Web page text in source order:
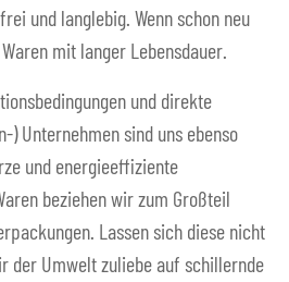
und langlebig. Wenn schon neu
mit langer Lebensdauer.
und direkte
) Unternehmen sind uns ebenso
und energieeffiziente
beziehen wir zum Großteil
Lassen sich diese nicht
der Umwelt zuliebe auf schillernde